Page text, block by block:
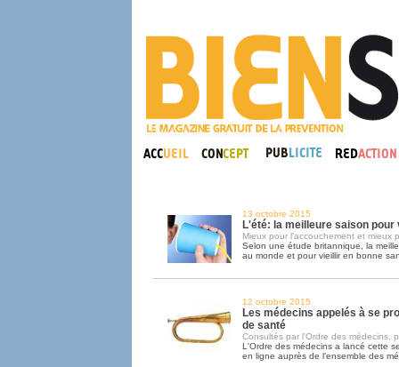
13 octobre 2015
L'été: la meilleure saison pour
Mieux pour l'accouchement et mieux
Selon une étude britannique, la
au monde et pour vieillir en bonne
12 octobre 2015
Les médecins appelés à se
de santé
Consultés par l'Ordre des médecins,
L'Ordre des médecins a lancé cette
en ligne auprès de l'ensemble des